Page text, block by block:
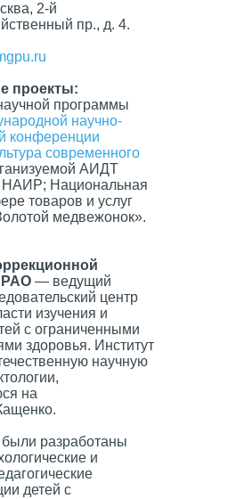
2-й
пр., д. 4.
проекты:
программы
научно-
конференции
современного
АИДТ
НАИР; Национальная
товаров и услуг
медвежонок».
РАО— ведущий
центр
изучения и
с ограниченными
здоровья. Институт
научную
на
были разработаны
и
детей с